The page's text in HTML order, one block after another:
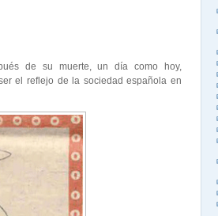
de su muerte, un día como hoy,
el reflejo de la sociedad española en